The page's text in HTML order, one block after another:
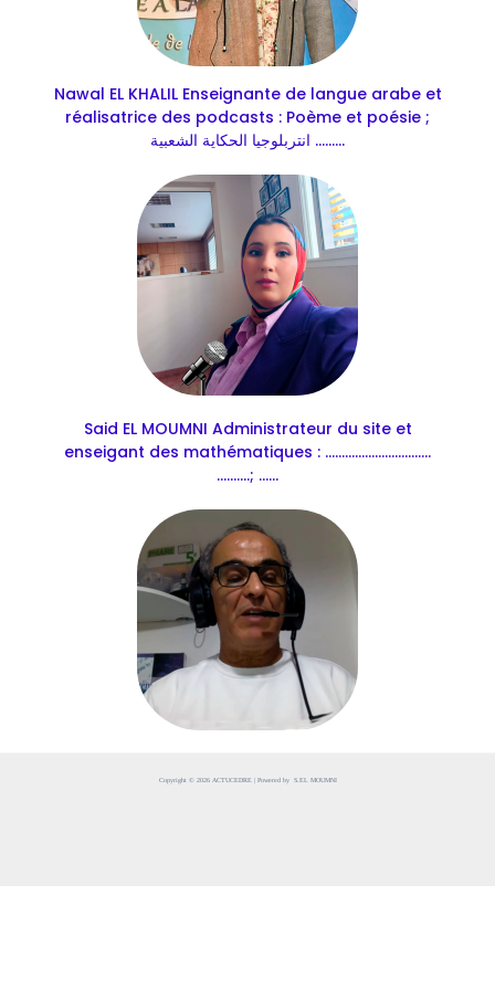
Nawal EL KHALIL Enseignante de langue arabe et
réalisatrice des podcasts : Poème et poésie ;
انتربلوجيا الحكاية الشعبية .........
Said EL MOUMNI Administrateur du site et
enseigant des mathématiques : ................................
..........; ......
Copyright © 2026 ACTUCEDRE | Powered by S.EL MOUMNI